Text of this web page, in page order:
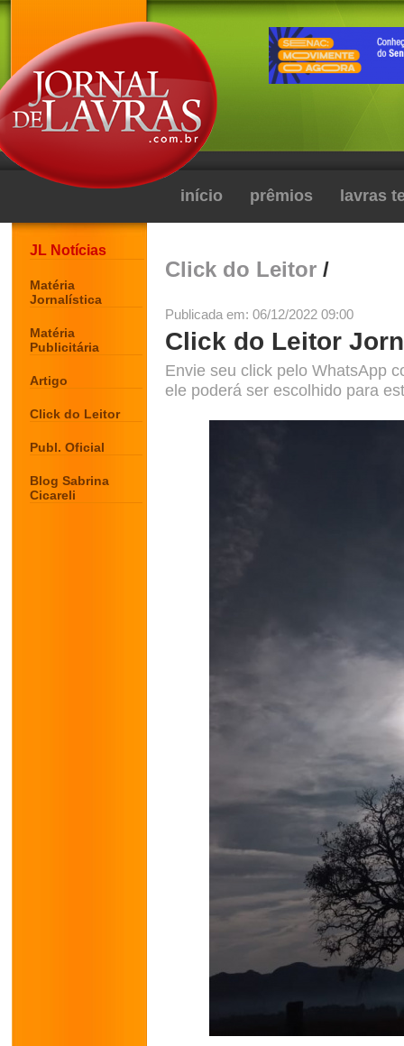
início prêmios lavras
JL Notícias
Matéria
Jornalística
Matéria
Publicitária
Artigo
Click do Leitor
Publ. Oficial
Blog Sabrina
Cicareli
Click do Leitor /
Publicada em: 06/12/2022 09:00
Click do Leitor
Envie seu click pelo WhatsApp
ele poderá ser escolhido para